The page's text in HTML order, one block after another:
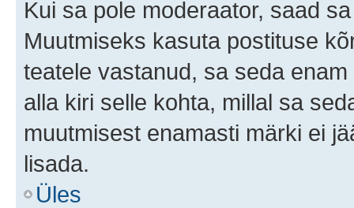
Kui sa pole moderaator, saad
Muutmiseks kasuta postituse
teatele vastanud, sa seda
alla kiri selle kohta, millal sa
muutmisest enamasti märki ei
lisada.
Üles